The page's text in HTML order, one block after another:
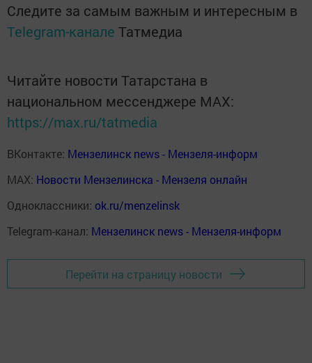
Следите за самым важным и интересным в
Telegram-канале Татмедиа
Читайте новости Татарстана в
национальном мессенджере MАХ:
https://max.ru/tatmedia
ВКонтакте: Мензелинск news - Мензеля-информ
MAX: Новости Мензелинска - Мензеля онлайн
Одноклассники: ok.ru/menzelinsk
Telegram-канал: Мензелинск news - Мензеля-информ
Перейти на страницу новости